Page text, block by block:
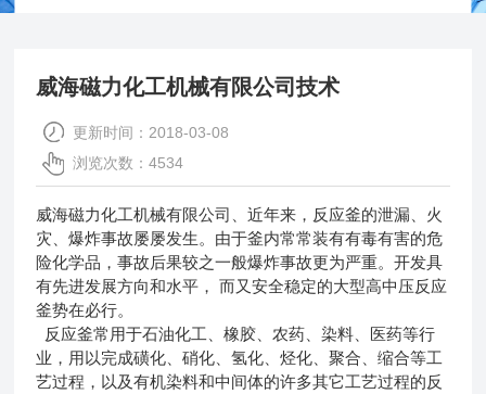
威海磁力化工机械有限公司技术
更新时间：2018-03-08
浏览次数：4534
威海磁力化工机械有限公司、近年来，反应釜的泄漏、火
灾、爆炸事故屡屡发生。由于釜内常常装有有毒有害的危
险化学品，事故后果较之一般爆炸事故更为严重。开发具
有先进发展方向和水平， 而又安全稳定的大型高中压反应
釜势在必行。
反应釜常用于石油化工、橡胶、农药、染料、医药等行
业，用以完成磺化、硝化、氢化、烃化、聚合、缩合等工
艺过程，以及有机染料和中间体的许多其它工艺过程的反